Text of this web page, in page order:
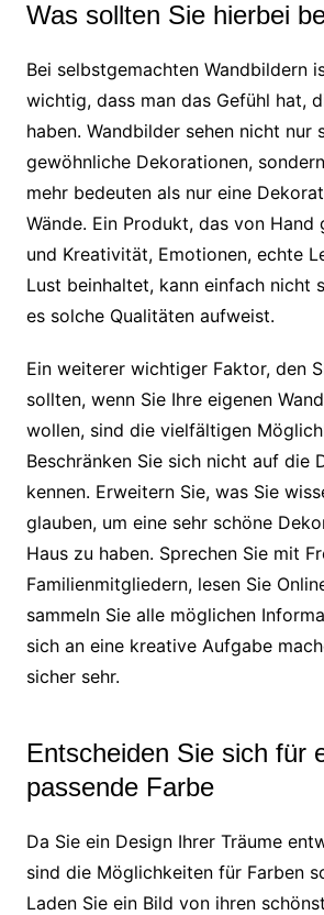
Was sollten Sie hierbei
Bei selbstgemachten Wandbildern
wichtig, dass man das Gefühl hat,
haben. Wandbilder sehen nicht nur
gewöhnliche Dekorationen,
mehr bedeuten als nur eine
Wände. Ein Produkt, das von Hand
und Kreativität, Emotionen, echte
Lust beinhaltet, kann einfach nicht
es solche Qualitäten aufweist.
Ein weiterer wichtiger Faktor, den
sollten, wenn Sie Ihre eigenen
wollen, sind die vielfältigen
Beschränken Sie sich nicht auf die
kennen. Erweitern Sie, was Sie
glauben, um eine sehr schöne
Haus zu haben. Sprechen Sie mit
Familienmitgliedern, lesen Sie
sammeln Sie alle möglichen
sich an eine kreative Aufgabe
sicher sehr.
Entscheiden Sie sich für
passende Farbe
Da Sie ein Design Ihrer Träume
sind die Möglichkeiten für Farben
Laden Sie ein Bild von ihren